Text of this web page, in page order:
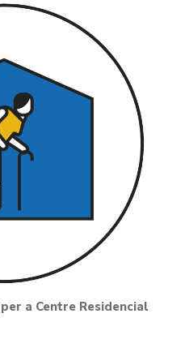
a Centre Residencial